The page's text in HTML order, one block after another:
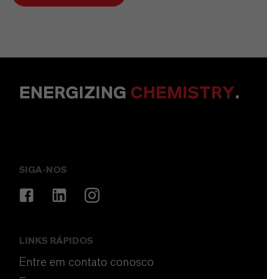
ENERGIZING CHEMISTRY.
SIGA-NOS
LINKS RÁPIDOS
Entre em contato conosco